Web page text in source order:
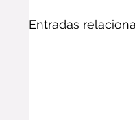
Entradas